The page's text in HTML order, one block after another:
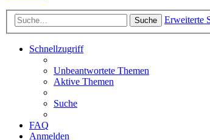
Suche Erweiterte
Schnellzugriff
Unbeantwortete Themen
Aktive Themen
Suche
FAQ
Anmelden